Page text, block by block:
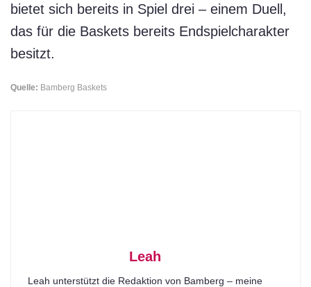
bietet sich bereits in Spiel drei – einem Duell,
das für die Baskets bereits Endspielcharakter
besitzt.
Quelle: Bamberg Baskets
Leah
Leah unterstützt die Redaktion von Bamberg – meine